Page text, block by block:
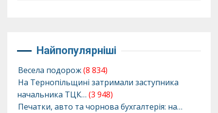
Найпопулярніші
Весела подорож(8 834)
На Тернопільщині затримали заступника
начальника ТЦК… (3 948)
Печатки, авто та чорнова бухгалтерія: на…